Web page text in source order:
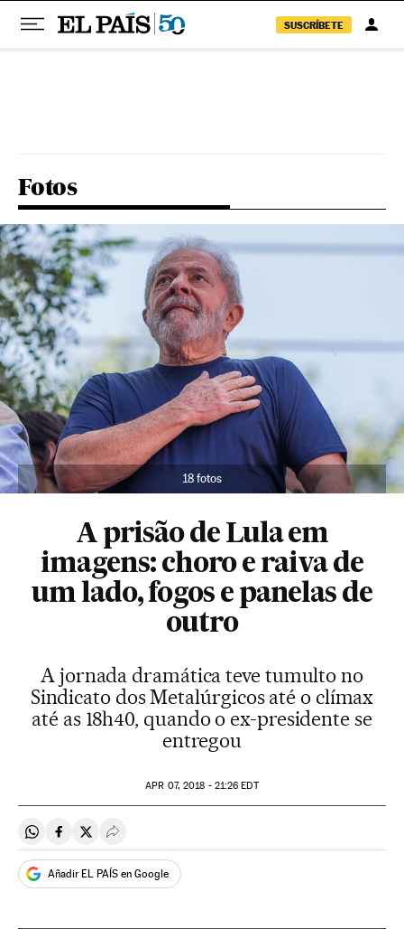
SUSCRÍBETE
Fotos
18 fotos
A prisão de Lula em
imagens: choro e raiva de
um lado, fogos e panelas de
outro
A jornada dramática teve tumulto no
Sindicato dos Metalúrgicos até o clímax
até as 18h40, quando o ex-presidente se
entregou
APR 07, 2018 - 21:26 EDT
Compartir en Whatsapp
Compartir en Facebook
Compartir en Twitter
Desplegar Redes Sociales
Añadir EL PAÍS en Google